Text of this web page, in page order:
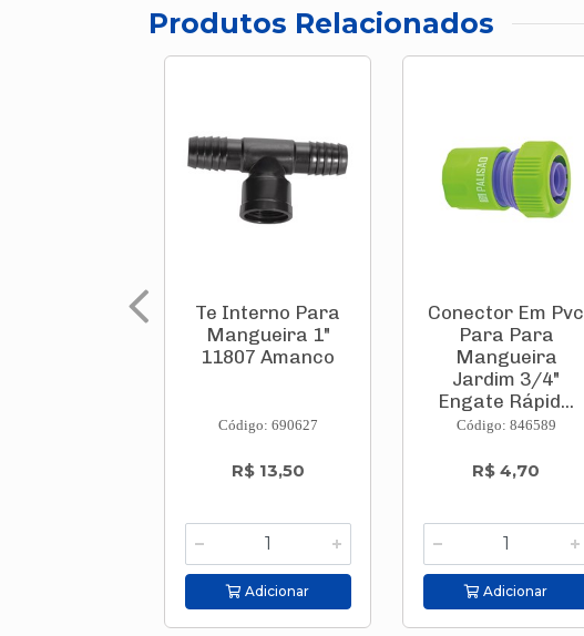
Produtos Relacionados
Te Interno Para
Mangueira 1"
11807 Amanco
Código: 690627
R$ 13,50
Adicionar
Conector Em Pvc
Para Para
Mangueira
Jardim 3/4"
Engate Rápid...
Código: 846589
R$ 4,70
Adicionar